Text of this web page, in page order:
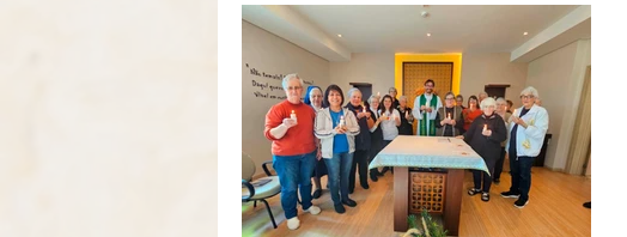
experiencia ha sido un regalo precioso para
nosotras; nos permitió conocer más de cerca a
las hermanas funda